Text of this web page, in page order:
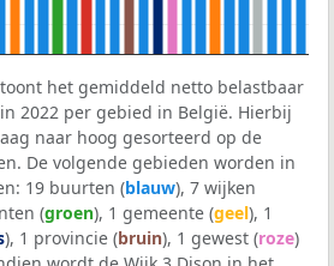
het gemiddeld netto belastbaar
2022 per gebied in België. Hierbij
naar hoog gesorteerd op de
De volgende gebieden worden in
19 buurten (blauw), 7 wijken
(groen), 1 gemeente (geel), 1
), 1 provincie (bruin), 1 gewest (roze)